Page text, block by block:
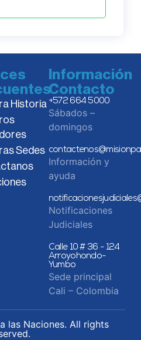
Historia
Sedes
Información
Contacto
+572 664 5000
Sábados –
domingos
Información y
ayuda
Notificaciones
Judiciales
Calle 10 # 36 - 124
Arroyohondo-
Yumbo
Sede principal
Cali – Colombia
las Naciones. All rights